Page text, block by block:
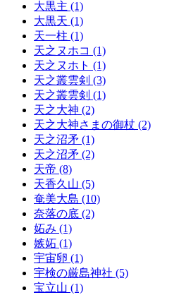
大黒主 (1)
大黒天 (1)
天一柱 (1)
天之ヌホコ (1)
天之ヌホト (1)
天之叢雲剣 (3)
天之叢雲剣 (1)
天之大神 (2)
天之大神さまの御杖 (2)
天之沼矛 (1)
天之沼矛 (2)
天帝 (8)
天香久山 (5)
奄美大島 (10)
奈落の底 (2)
妬み (1)
嫉妬 (1)
宇宙卵 (1)
宇検の厳島神社 (5)
宝立山 (1)